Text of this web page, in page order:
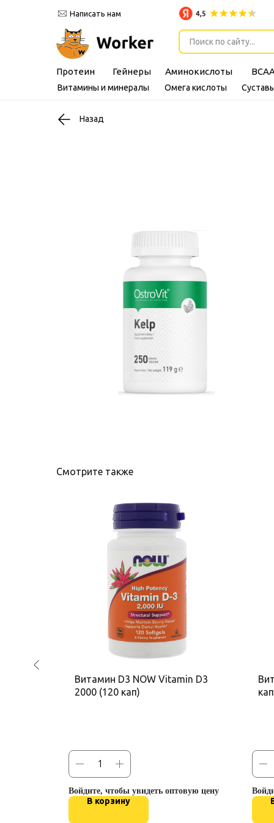
Протеин Гейнеры Аминокислоты
Витамины и минералы Омега кислоты
Поиск по сайту...
Написать нам
Назад
Смотрите также
Витамин D3 NOW Vitamin D3
2000 (120 кап)
Войдите, чтобы увидеть оптовую цену
В корзину
кап